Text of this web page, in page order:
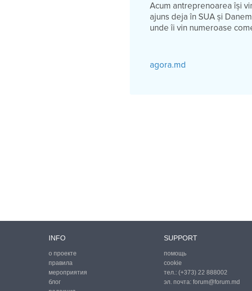
Acum antreprenoarea își
ajuns deja în SUA și
unde îi vin numeroase
agora.md
INFO
о проекте
правила
мероприятия
блог
SUPPORT
помощь
cookie
тел.: (+373) 22 888002
эл. почта: forum@forum.md